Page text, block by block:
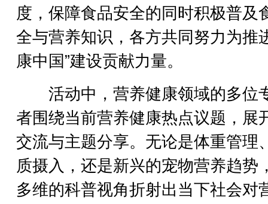
度，保障食品安全的同时积极普及
全与营养知识，各方共同努力为推
康中国”建设贡献力量。
活动中，营养健康领域的多位
者围绕当前营养健康热点议题，展
交流与主题分享。无论是体重管理
质摄入，还是新兴的宠物营养趋势
多维的科普视角折射出当下社会对